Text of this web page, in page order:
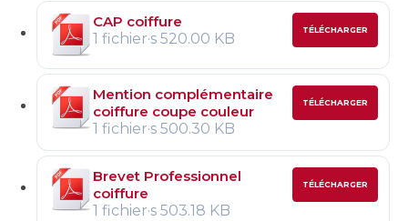
CAP coiffure
1 fichier·s 520.00 KB TÉLÉCHARGER
Mention complémentaire
coiffure coupe couleur
1 fichier·s 500.30 KB
TÉLÉCHARGER
Brevet Professionnel
coiffure
1 fichier·s 503.18 KB
TÉLÉCHARGER